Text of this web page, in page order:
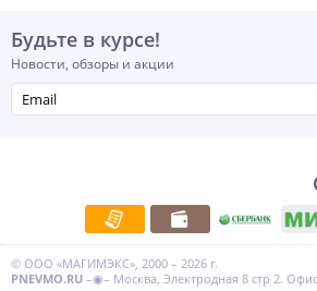
Будьте в курсе!
Новости, обзоры и акции
© ООО «МАГИМЭКС», 2000 – 2026 г.
PNEVMO.RU –◉– Москва, Электродная 8 стр 2.